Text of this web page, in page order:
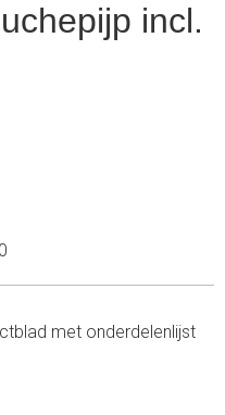
incl.
met onderdelenlijst